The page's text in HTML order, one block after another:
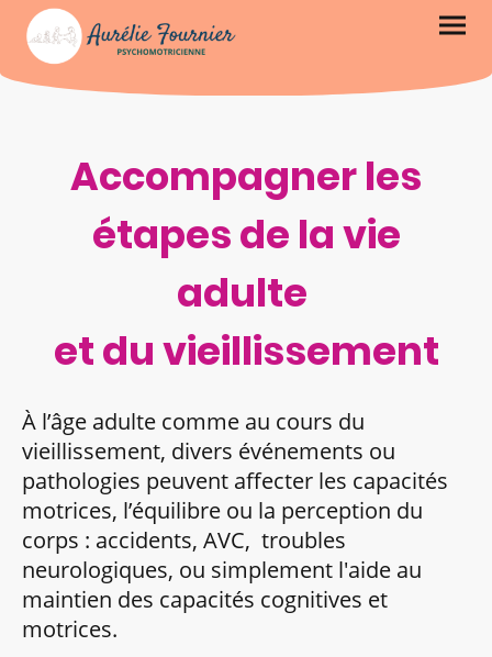
Accompagner les
étapes de la vie
adulte
et du vieillissement
À l’âge adulte comme au cours du
vieillissement, divers événements ou
pathologies peuvent affecter les capacités
motrices, l’équilibre ou la perception du
corps : accidents, AVC, troubles
neurologiques, ou simplement l'aide au
maintien des capacités cognitives et
motrices.